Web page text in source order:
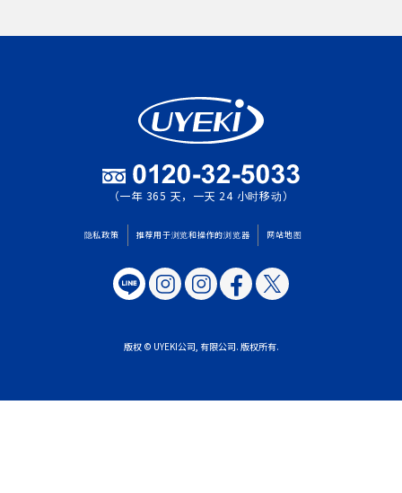
（一年 365 天，一天 24 小时移动）
隐私政策 推荐用于浏览和操作的浏览器 网站地图
版权 © UYEKI公司, 有限公司. 版权所有.